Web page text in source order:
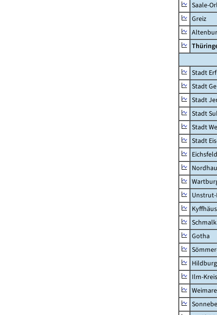
Saale-
Greiz
Stadt
Stadt
Stadt
Stadt
Stadt
Stadt
Eichsfeld
Gotha
Ilm-Kreis